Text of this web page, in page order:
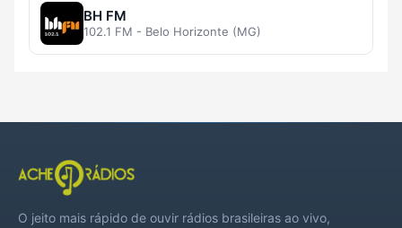
BH FM
102.1 FM - Belo Horizonte (MG)
O jeito mais rápido de ouvir rádios brasileiras ao vivo,